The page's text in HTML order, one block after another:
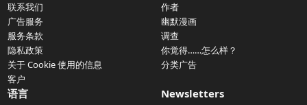
联系我们
广告服务
服务条款
隐私政策
关于 Cookie 使用的信息
客户
作者
幽默漫画
调查
你觉得……怎么样？
分类广告
语言 Newsletters